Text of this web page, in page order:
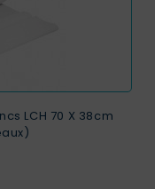
LCH 70 X 38cm